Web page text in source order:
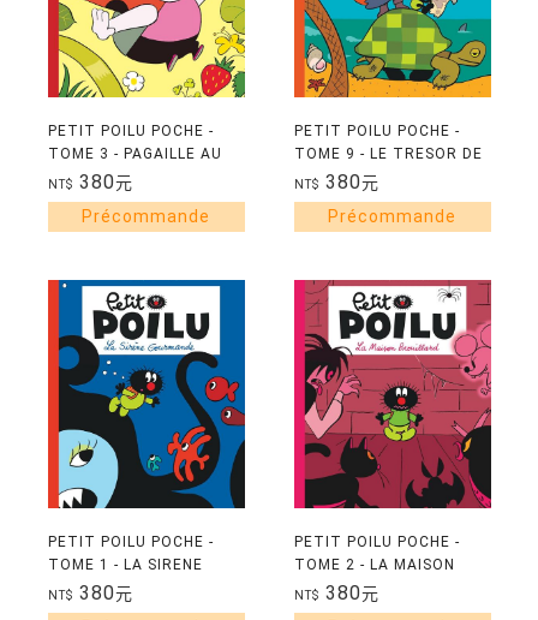
PETIT POILU POCHE -
TOME 3 - PAGAILLE AU
POTAGER - NOUVELLE
EDITION
NT$ 380元
PETIT POILU POCHE -
TOME 9 - LE TRESOR DE
COCONUT - NOUVELLE
EDITION
NT$ 380元
PETIT POILU POCHE -
TOME 1 - LA SIRENE
GOURMANDE - NOUVELLE
EDITION
NT$ 380元
PETIT POILU POCHE -
TOME 2 - LA MAISON
BROUILLARD - NOUVELLE
EDITION
NT$ 380元